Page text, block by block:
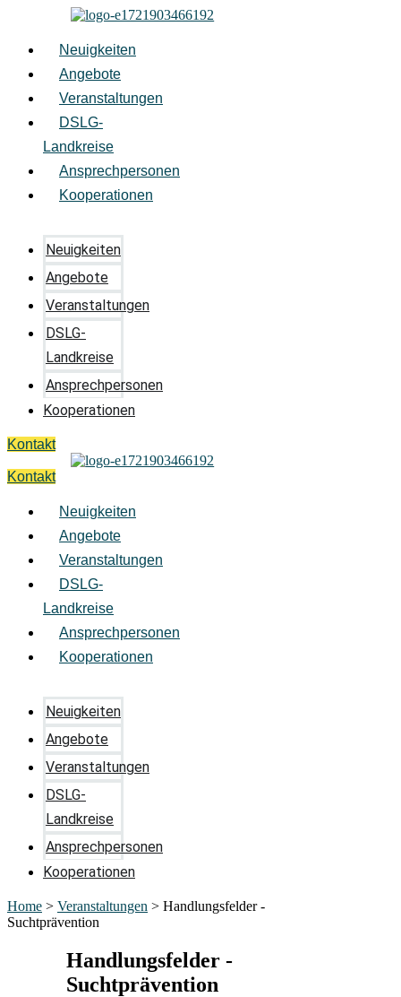
springen
Neuigkeiten
Angebote
Veranstaltungen
DSLG-
Landkreise
Ansprechpersonen
Kooperationen
Neuigkeiten
Angebote
Veranstaltungen
DSLG-
Landkreise
Ansprechpersonen
Kooperationen
Kontakt
Kontakt
Neuigkeiten
Angebote
Veranstaltungen
DSLG-
Landkreise
Ansprechpersonen
Kooperationen
Neuigkeiten
Angebote
Veranstaltungen
DSLG-
Landkreise
Ansprechpersonen
Kooperationen
Home > Veranstaltungen > Handlungsfelder -
Suchtprävention
Handlungsfelder -
Suchtprävention